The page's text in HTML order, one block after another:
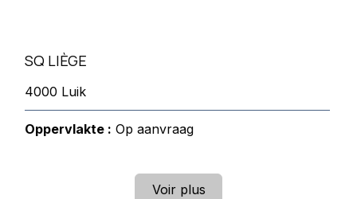
SQ LIÈGE
4000 Luik
Oppervlakte : Op aanvraag
Voir plus